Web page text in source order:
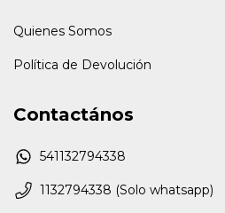
Quienes Somos
Política de Devolución
Contactános
541132794338
1132794338 (Solo whatsapp)